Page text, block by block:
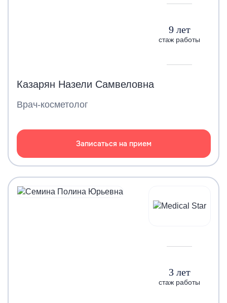
9 лет
стаж работы
Казарян Назели Самвеловна
Врач-косметолог
Записаться на прием
3 лет
стаж работы